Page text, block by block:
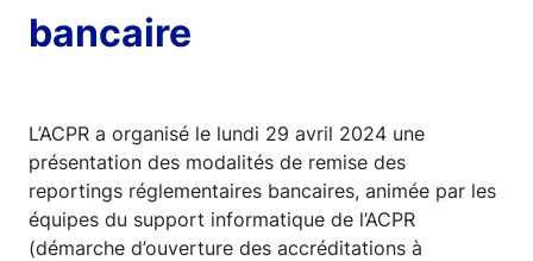
bancaire
L’ACPR a organisé le lundi 29 avril 2024 une
présentation des modalités de remise des
reportings réglementaires bancaires, animée par les
équipes du support informatique de l’ACPR
(démarche d’ouverture des accréditations à